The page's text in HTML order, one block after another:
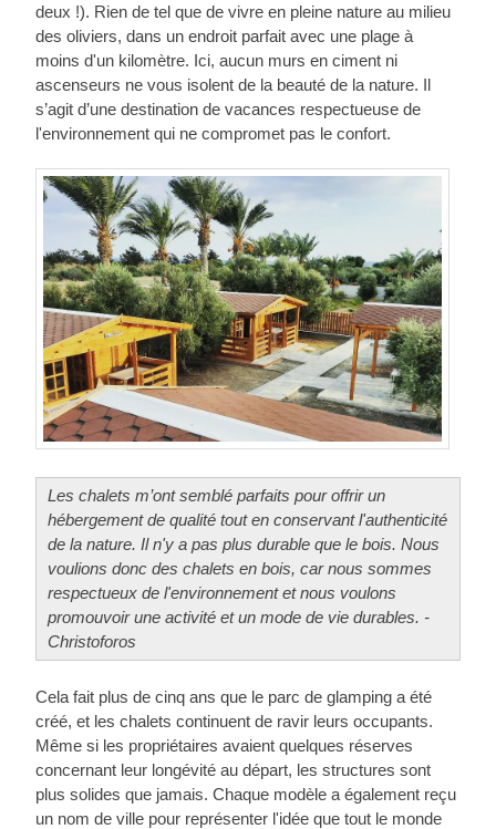
deux !). Rien de tel que de vivre en pleine nature au milieu
des oliviers, dans un endroit parfait avec une plage à
moins d'un kilomètre. Ici, aucun murs en ciment ni
ascenseurs ne vous isolent de la beauté de la nature. Il
s’agit d’une destination de vacances respectueuse de
l'environnement qui ne compromet pas le confort.
Les chalets m’ont semblé parfaits pour offrir un
hébergement de qualité tout en conservant l'authenticité
de la nature. Il n'y a pas plus durable que le bois. Nous
voulions donc des chalets en bois, car nous sommes
respectueux de l'environnement et nous voulons
promouvoir une activité et un mode de vie durables. -
Christoforos
Cela fait plus de cinq ans que le parc de glamping a été
créé, et les chalets continuent de ravir leurs occupants.
Même si les propriétaires avaient quelques réserves
concernant leur longévité au départ, les structures sont
plus solides que jamais. Chaque modèle a également reçu
un nom de ville pour représenter l'idée que tout le monde